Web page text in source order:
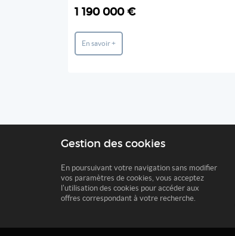
1 190 000 €
En savoir +
Gestion des cookies
En poursuivant votre navigation sans modifier
vos paramètres de cookies, vous acceptez
l'utilisation des cookies pour accéder aux
offres correspondant à votre recherche.